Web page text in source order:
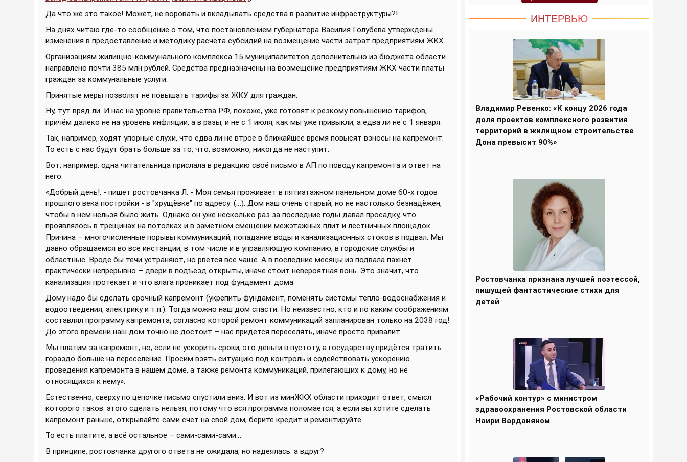
Да что же это такое! Может, не воровать и вкладывать средства в развитие инфраструктуры?!
На днях читаю где-то сообщение о том, что постановлением губернатора Василия Голубева утверждены
изменения в предоставление и методику расчета субсидий на возмещение части затрат предприятиям ЖКХ.
Организациям жилищно-коммунального комплекса 15 муниципалитетов дополнительно из бюджета области
направлено почти 385 млн рублей. Средства предназначены на возмещение предприятиям ЖКХ части платы
граждан за коммунальные услуги.
Принятые меры позволят не повышать тарифы за ЖКУ для граждан.
Ну, тут вряд ли. И нас на уровне правительства РФ, похоже, уже готовят к резкому повышению тарифов,
причём далеко не на уровень инфляции, а в разы, и не с 1 июля, как мы уже привыкли, а едва ли не с 1 января.
Так, например, ходят упорные слухи, что едва ли не втрое в ближайшее время повысят взносы на капремонт.
То есть с нас будут брать больше за то, что, возможно, никогда не наступит.
Вот, например, одна читательница прислала в редакцию своё письмо в АП по поводу капремонта и ответ на
него.
«Добрый день!, - пишет ростовчанка Л. - Моя семья проживает в пятиэтажном панельном доме 60-х годов
прошлого века постройки - в "хрущёвке" по адресу: (…). Дом наш очень старый, но не настолько безнадёжен,
чтобы в нём нельзя было жить. Однако он уже несколько раз за последние годы давал просадку, что
проявлялось в трещинах на потолках и в заметном смещении межэтажных плит и лестничных площадок.
Причина – многочисленные порывы коммуникаций, попадание воды и канализационных стоков в подвал. Мы
давно обращаемся во все инстанции, в том числе и в управляющую компанию, в городские службы и
областные. Вроде бы течи устраняют, но рвётся всё чаще. А в последние месяцы из подвала пахнет
практически непрерывно – двери в подъезд открыты, иначе стоит невероятная вонь. Это значит, что
канализация протекает и что влага проникает под фундамент дома.
Дому надо бы сделать срочный капремонт (укрепить фундамент, поменять системы тепло-водоснабжения и
водоотведения, электрику и т.п.). Тогда можно наш дом спасти. Но неизвестно, кто и по каким соображениям
составлял программу капремонта, согласно которой ремонт коммуникаций запланирован только на 2038 год!
До этого времени наш дом точно не достоит – нас придётся переселять, иначе просто привалит.
Мы платим за капремонт, но, если не ускорить сроки, это деньги в пустоту, а государству придётся тратить
гораздо больше на переселение. Просим взять ситуацию под контроль и содействовать ускорению
проведения капремонта в нашем доме, а также ремонта коммуникаций, прилегающих к дому, но не
относящихся к нему».
Естественно, сверху по цепочке письмо спустили вниз. И вот из минЖКХ области приходит ответ, смысл
которого таков: этого сделать нельзя, потому что вся программа поломается, а если вы хотите сделать
капремонт раньше, открывайте сами счёт на свой дом, берите кредит и ремонтируйте.
То есть платите, а всё остальное – сами-сами-сами…
В принципе, ростовчанка другого ответа не ожидала, но надеялась: а вдруг?
ИНТЕРВЬЮ
Владимир Ревенко: «К концу 2026 года
доля проектов комплексного развития
территорий в жилищном строительстве
Дона превысит 90%»
Ростовчанка признана лучшей поэтессой,
пишущей фантастические стихи для
детей
«Рабочий контур» с министром
здравоохранения Ростовской области
Наири Варданяном